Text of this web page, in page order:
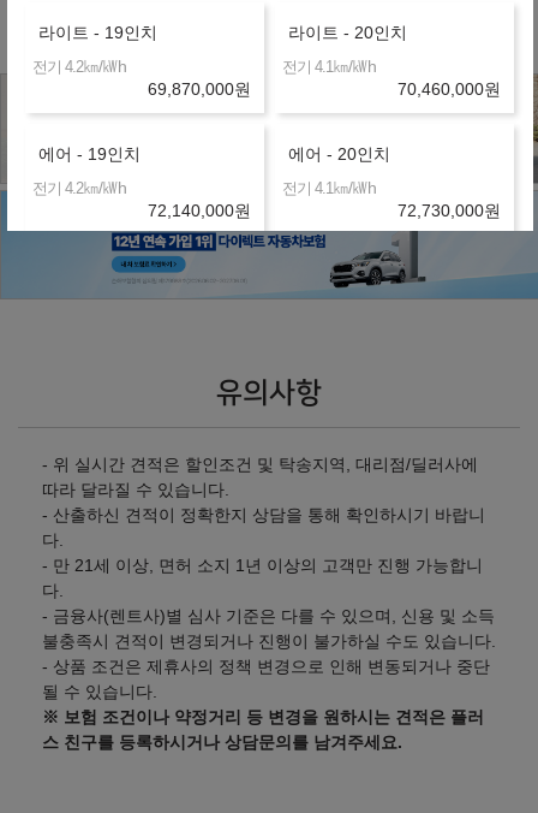
유의사항
- 위 실시간 견적은 할인조건 및 탁송지역, 대리점/딜러사에
따라 달라질 수 있습니다.
- 산출하신 견적이 정확한지 상담을 통해 확인하시기 바랍니
다.
- 만 21세 이상, 면허 소지 1년 이상의 고객만 진행 가능합니
다.
- 금융사(렌트사)별 심사 기준은 다를 수 있으며, 신용 및 소득
불충족시 견적이 변경되거나 진행이 불가하실 수도 있습니다.
- 상품 조건은 제휴사의 정책 변경으로 인해 변동되거나 중단
될 수 있습니다.
※ 보험 조건이나 약정거리 등 변경을 원하시는 견적은 플러
스 친구를 등록하시거나 상담문의를 남겨주세요.
라이트 - 19인치
전기 4.2㎞/㎾h
69,870,000원
라이트 - 20인치
전기 4.1㎞/㎾h
70,460,000원
에어 - 19인치
전기 4.2㎞/㎾h
72,140,000원
에어 - 20인치
전기 4.1㎞/㎾h
72,730,000원
어스 - 19인치 어스 - 20인치
2026년형 롱레인지 6인승 2WD (실효세율 조정)
라이트 - 19인치
전기 4.2㎞/㎾h
라이트 - 20인치
전기 4.1㎞/㎾h
에어 - 19인치
전기 4.2㎞/㎾h
72,630,000원
전기 4.1
㎞/㎾h
73,220,000 원
어스 - 19인치
전기 4.2 ㎞/㎾h
어스 - 20인치
전기 4.1㎞/㎾h